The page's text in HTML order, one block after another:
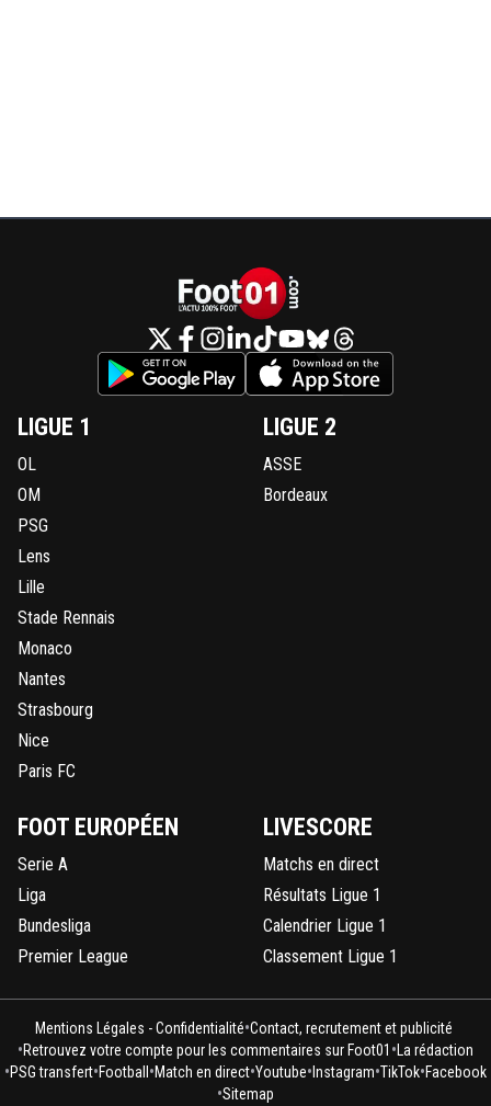
LIGUE 1
OL
OM
PSG
Lens
Lille
Stade Rennais
Monaco
Nantes
Strasbourg
Nice
Paris FC
LIGUE 2
ASSE
Bordeaux
FOOT EUROPÉEN
Serie A
Liga
Bundesliga
Premier League
LIVESCORE
Matchs en direct
Résultats Ligue 1
Calendrier Ligue 1
Classement Ligue 1
Mentions Légales - Confidentialité•Contact, recrutement et publicité
•Retrouvez votre compte pour les commentaires sur Foot01 • La rédaction
•PSG transfert•Football •Match en direct•Youtube• Instagram•TikTok•Facebook
•Sitemap